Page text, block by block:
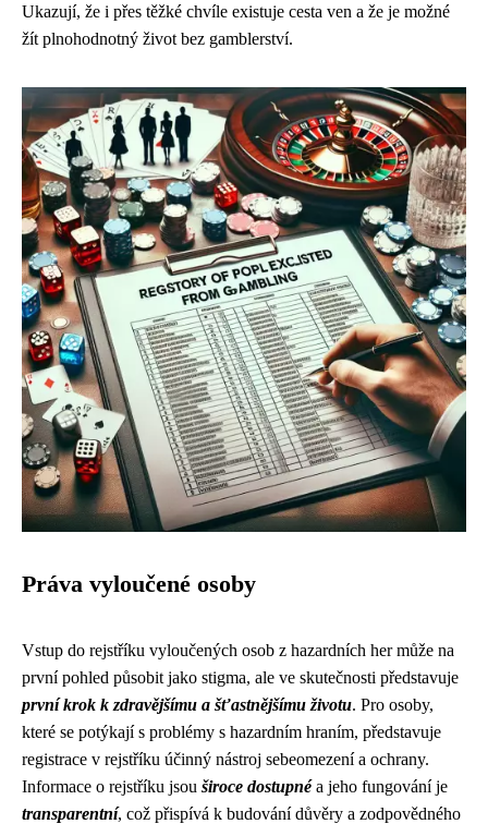
Ukazují, že i přes těžké chvíle existuje cesta ven a že je možné
žít plnohodnotný život bez gamblerství.
Práva vyloučené osoby
Vstup do rejstříku vyloučených osob z hazardních her může na
první pohled působit jako stigma, ale ve skutečnosti představuje
první krok k zdravějšímu a šťastnějšímu životu. Pro osoby,
které se potýkají s problémy s hazardním hraním, představuje
registrace v rejstříku účinný nástroj sebeomezení a ochrany.
Informace o rejstříku jsou široce dostupnéa jeho fungování je
transparentní, což přispívá k budování důvěry a zodpovědného